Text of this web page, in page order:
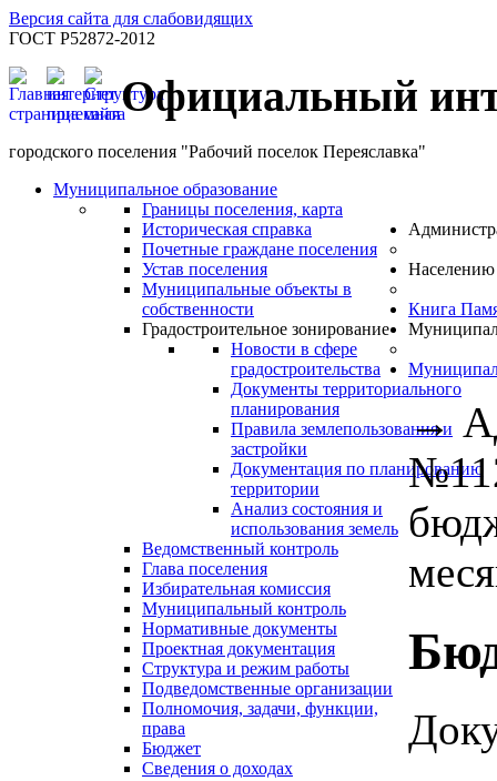
Версия сайта для слабовидящих
ГОСТ Р52872-2012
Официальный
городского поселения "Рабочий поселок Переяславка"
Муниципальное образование
Границы поселения, карта
Историческая справка
Почетные граждане поселения
Устав поселения
Муниципальные объекты в
собственности
Градостроительное зонирование
Новости в сфере
градостроительства
Документы территориального
планирования
Правила землепользования и
застройки
Документация по планированию
территории
Анализ состояния и
использования земель
Ведомственный контроль
Глава поселения
Избирательная комиссия
Муниципальный контроль
Нормативные документы
Проектная документация
Структура и режим работы
Подведомственные организации
Полномочия, задачи, функции,
права
Бюджет
Сведения о доходах
Населению
Книга
→